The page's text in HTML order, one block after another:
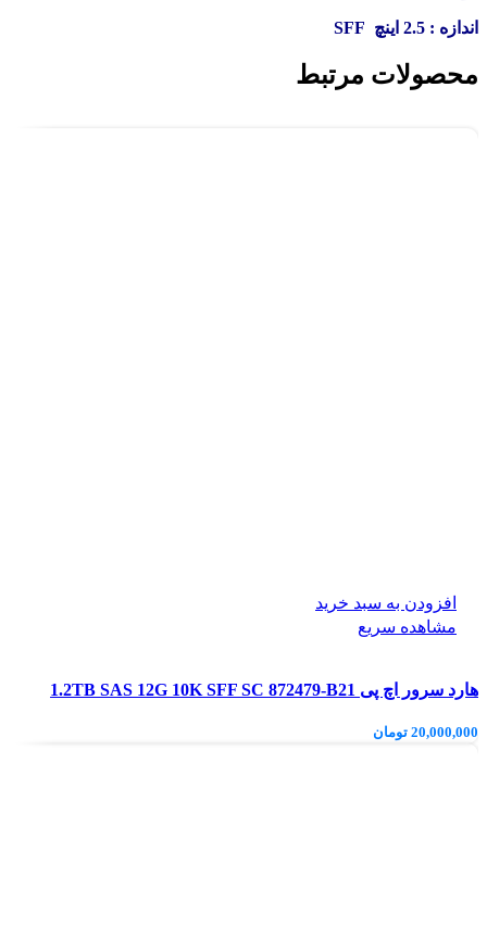
اندازه : 2.5 اینچ SFF
محصولات مرتبط
افزودن به سبد خرید
مشاهده سریع
هارد سرور اچ پی 1.2TB SAS 12G 10K SFF SC 872479-B21
20,000,000 تومان